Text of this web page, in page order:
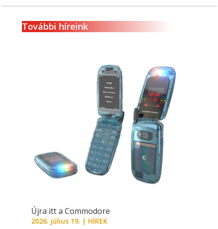
További híreink
Újra itt a Commodore
2026. július 19. | HÍREK